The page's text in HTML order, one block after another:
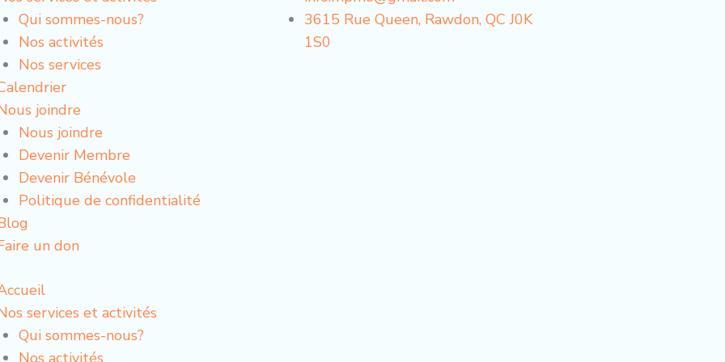
Qui sommes-nous?
Nos activités
Nos services
joindre
Nous joindre
Devenir Membre
Devenir Bénévole
Politique de confidentialité
un don
services et activités
Qui sommes-nous?
3615 Rue Queen, Rawdon, QC J0K
1S0